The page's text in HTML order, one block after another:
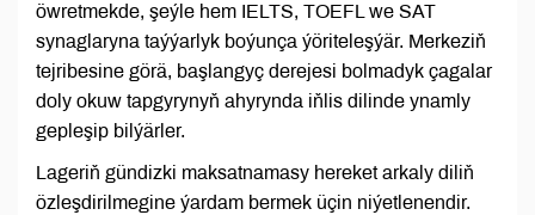
öwretmekde, şeýle hem IELTS, TOEFL we SAT
synaglaryna taýýarlyk boýunça ýöriteleşýär. Merkeziň
tejribesine görä, başlangyç derejesi bolmadyk çagalar
doly okuw tapgyrynyň ahyrynda iňlis dilinde ynamly
gepleşip bilýärler.
Lageriň gündizki maksatnamasy hereket arkaly diliň
özleşdirilmegine ýardam bermek üçin niýetlenendir.